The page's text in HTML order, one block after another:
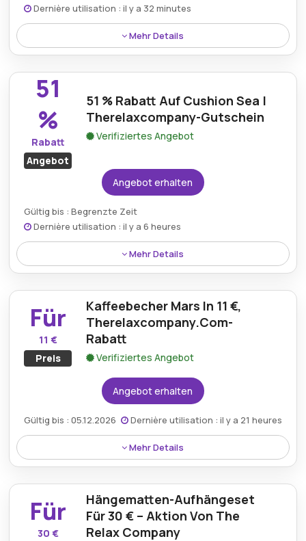
Dernière utilisation : il y a 32 minutes
Mehr Details
Sparen Sie bis zu 55 % mit dem
Therelaxcompany.com-Rabatt für August 2026 und
bieten Sie eine große Auswahl an
Entspannungsutensilien an, von gemütlichen
Hängematten bis hin zu eleganten Kissen, die sich
perfekt für die Schaffung eines ruhigen
Rückzugsortes zu Hause eignen.
51
%
Rabatt
Angebot
51 % Rabatt Auf Cushion Sea |
Therelaxcompany-Gutschein
Verifiziertes Angebot
Angebot erhalten
Gültig bis : Begrenzte Zeit
Dernière utilisation : il y a 6 heures
Mehr Details
Genießen Sie mit dem TheRelaxCompany-
Gutschein 51 % Rabatt auf das Cushion Sea und
bieten Sie eine erschwingliche Möglichkeit, Ihrem
Wohnraum Komfort und Stil zu verleihen, ideal zum
Entspannen nach einem langen Tag.
Für
11 €
Preis
Kaffeebecher Mars In 11 €,
Therelaxcompany.Com-
Rabatt
Verifiziertes Angebot
Angebot erhalten
Gültig bis : 05.12.2026 Dernière utilisation : il y a 21 heures
Mehr Details
Holen Sie sich die Kaffeetasse Mars für 11 € mit dem
Rabatt von Therelaxcompany.com und bieten Sie
eine erschwingliche und stilvolle Möglichkeit, Ihren
Morgenkaffee oder Tee zu genießen, während Sie an
Ihrem Lieblingsplatz zu Hause entspannen.
Für
30 €
Hängematten-Aufhängeset
Für 30 € – Aktion Von The
Relax Company